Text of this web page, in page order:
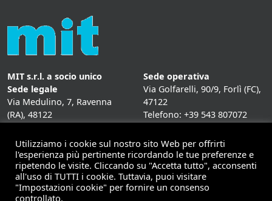
MIT s.r.l. a socio unico
Sede legale
Via Medulino, 7, Ravenna
(RA), 48122
Sede operativa
Via Golfarelli, 90/9, Forlì (FC),
47122
Telefono: +39 543 807072
Mail: info@mitweb.it
INFORMATIVE
Privacy Policy
Cookie Policy
Utilizziamo i cookie sul nostro sito Web per offrirti
l'esperienza più pertinente ricordando le tue preferenze e
ripetendo le visite. Cliccando su "Accetta tutto", acconsenti
all'uso di TUTTI i cookie. Tuttavia, puoi visitare
"Impostazioni cookie" per fornire un consenso
controllato.